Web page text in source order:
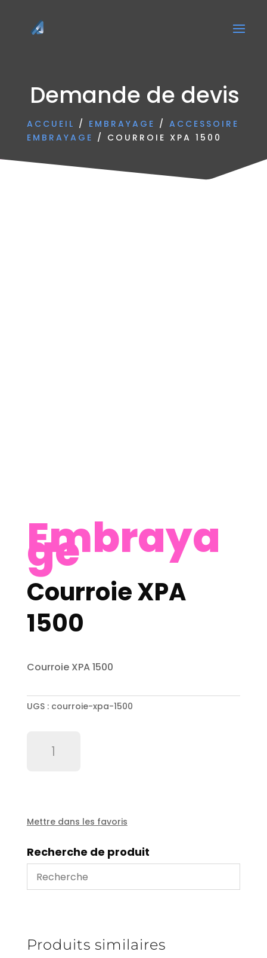
Demande de devis
ACCUEIL / EMBRAYAGE / ACCESSOIRE
EMBRAYAGE / COURROIE XPA 1500
Embraya
ge
Courroie XPA
1500
Courroie XPA 1500
UGS : courroie-xpa-1500
Mettre dans les favoris
Recherche de produit
Produits similaires